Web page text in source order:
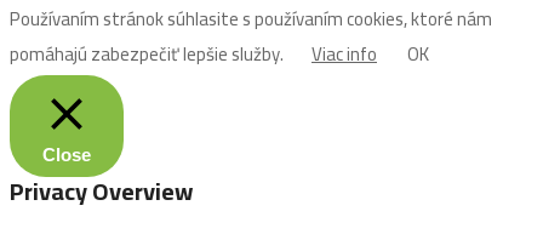
Používaním stránok súhlasite s používaním cookies, ktoré nám
pomáhajú zabezpečiť lepšie služby.
Viac info OK
Close
Privacy Overview